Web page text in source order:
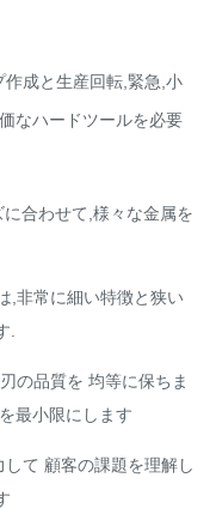
成と生産回転,緊急,小
なハードツールを必要
合わせて,様々な金属を
,非常に細い特徴と狭い
.
の品質を 均等に保ちま
最小限にします
て 顧客の課題を理解し